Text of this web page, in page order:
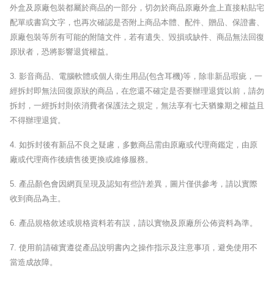
外盒及原廠包裝都屬於商品的一部分，切勿於商品原廠外盒上直接粘貼宅
配單或書寫文字，也再次確認是否附上商品本體、配件、贈品、保證書、
原廠包裝等所有可能的附隨文件，若有遺失、毀損或缺件、商品無法回復
原狀者，恐將影響退貨權益。
3. 影音商品、電腦軟體或個人衛生用品(包含耳機)等，除非新品瑕疵，一
經拆封即無法回復原狀的商品，在您還不確定是否要辦理退貨以前，請勿
拆封，一經拆封則依消費者保護法之規定，無法享有七天猶豫期之權益且
不得辦理退貨。
4. 如拆封後有新品不良之疑慮，多數商品需由原廠或代理商鑑定，由原
廠或代理商作後續售後更換或維修服務。
5. 產品顏色會因網頁呈現及認知有些許差異，圖片僅供參考，請以實際
收到商品為主。
6. 產品規格敘述或規格資料若有誤，請以實物及原廠所公佈資料為準。
7. 使用前請確實遵從產品說明書內之操作指示及注意事項，避免使用不
當造成故障。